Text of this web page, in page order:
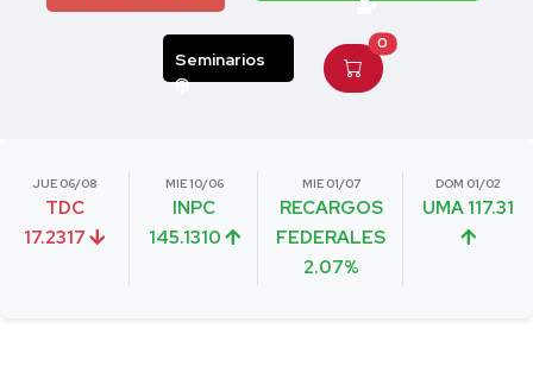
Seminarios
0
JUE 06/08
TDC
17.2317
MIE 10/06
INPC
145.1310
MIE 01/07
RECARGOS
FEDERALES
2.07%
DOM 01/02
UMA 117.31